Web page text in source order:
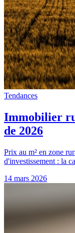
Tendances
Immobilier
de 2026
Prix au m² en zone
d'investissement : la
14 mars 2026